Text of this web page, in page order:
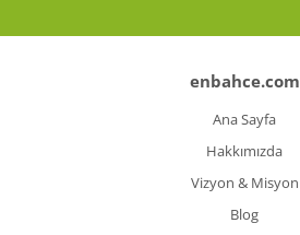
enbahce.com
Ana Sayfa
Hakkımızda
Vizyon & Misyon
Blog